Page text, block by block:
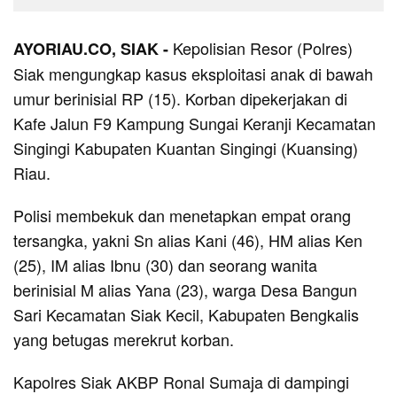
AYORIAU.CO, SIAK - Kepolisian Resor (Polres)
Siak mengungkap kasus eksploitasi anak di bawah
umur berinisial RP (15). Korban dipekerjakan di
Kafe Jalun F9 Kampung Sungai Keranji Kecamatan
Singingi Kabupaten Kuantan Singingi (Kuansing)
Riau.
Polisi membekuk dan menetapkan empat orang
tersangka, yakni Sn alias Kani (46), HM alias Ken
(25), IM alias Ibnu (30) dan seorang wanita
berinisial M alias Yana (23), warga Desa Bangun
Sari Kecamatan Siak Kecil, Kabupaten Bengkalis
yang betugas merekrut korban.
Kapolres Siak AKBP Ronal Sumaja di dampingi